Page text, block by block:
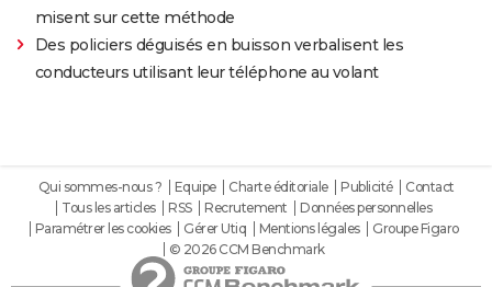
misent sur cette méthode
Des policiers déguisés en buisson verbalisent les
conducteurs utilisant leur téléphone au volant
Qui sommes-nous ? Equipe Charte éditoriale Publicité
Contact
Tous les articles
RSS Recrutement
Données personnelles
Paramétrer les cookies
Gérer Utiq Mentions légales
Groupe Figaro
© 2026 CCM Benchmark